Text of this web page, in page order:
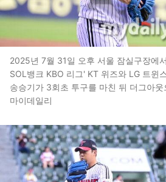
2025년 7월 31일 오후 서울 잠실구장에
SOL뱅크 KBO 리그' KT 위즈와 LG 트윈
송승기가 3회초 투구를 마친 뒤 더그아
마이데일리